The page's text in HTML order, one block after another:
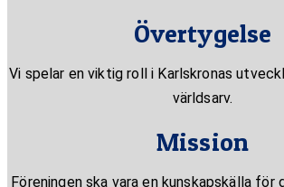
Övertygelse
Vi spelar en viktig roll i Karlskronas
världsarv.
Mission
Föreningen ska vara en kunskapskälla